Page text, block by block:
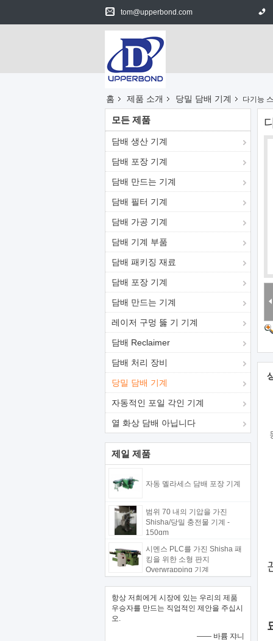
tom@upperbond.com
홈 제품 소개 당밀 담배 기계 다기능
모든 제품
담배 생산 기계
담배 포장 기계
담배 만드는 기계
담배 필터 기계
담배 가공 기계
담배 기계 부품
담배 패키징 재료
담배 포장 기계
담배 만드는 기계
레이저 구멍 뚫 기 기계
담배 Reclaimer
담배 처리 장비
당밀 담배 기계
자동적인 포일 각인 기계
열 화상 담배 아닙니다
제일 제품
자동 멜라세스 담배 포장 기계
범위 70 내의 기압을 가진
Shisha/당밀 충전물 기계 -
150gm
시멘스 PLC를 가진 Shisha 패
킹을 위한 소형 판지
Overwrapping 기계
항상 저희에게 시장에 있는 우리의 제품
우승자를 만드는 직업적인 제안을 주십시
오.
—— 바륨 쟈니